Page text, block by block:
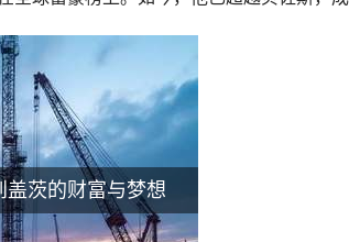
盖茨的财富与梦想